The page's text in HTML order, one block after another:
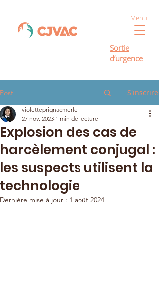
Sortie
d’urgence
Menu
Post S'inscrire
Explosion des cas de
harcèlement conjugal :
les suspects utilisent la
technologie
violetteprignacmerle
27 nov. 2023 1 min de lecture
Dernière mise à jour : 1 août 2024